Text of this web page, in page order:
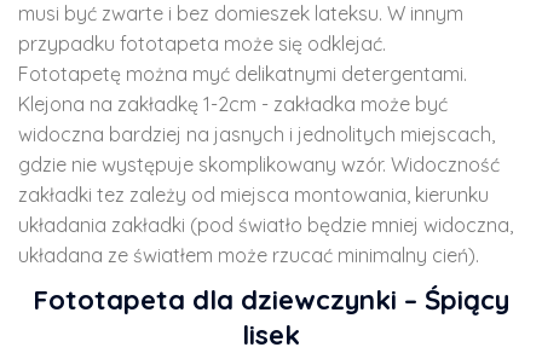
musi być zwarte i bez domieszek lateksu. W innym
przypadku fototapeta może się odklejać.
Fototapetę można myć delikatnymi detergentami.
Klejona na zakładkę 1-2cm - zakładka może być
widoczna bardziej na jasnych i jednolitych miejscach,
gdzie nie występuje skomplikowany wzór. Widoczność
zakładki tez zależy od miejsca montowania, kierunku
układania zakładki (pod światło będzie mniej widoczna,
układana ze światłem może rzucać minimalny cień).
Fototapeta dla dziewczynki – Śpiący
lisek